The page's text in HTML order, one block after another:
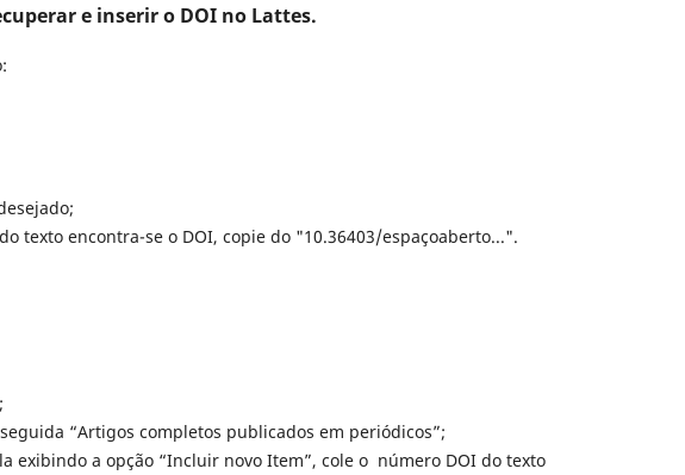
e inserir o DOI no Lattes.
texto encontra-se o DOI, copie do "10.36403/espaçoaberto...".
“Artigos completos publicados em periódicos”;
exibindo a opção “Incluir novo Item”, cole o número DOI do texto